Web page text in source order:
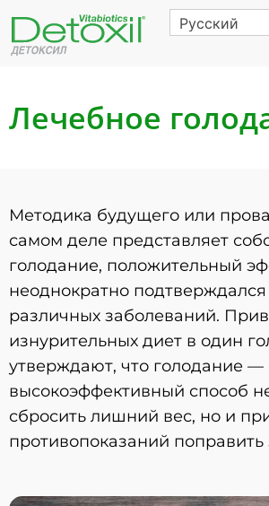
Русский
Лечебное
Методика будущего или
самом деле представляет
голодание, положительный
неоднократно
различных заболеваний.
изнурительных диет в один
утверждают, что голодание —
высокоэффективный способ
сбросить лишний вес, но и
противопоказаний поправить